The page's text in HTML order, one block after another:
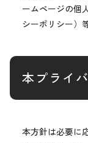
ームページの個
シーポリシー）
本プライ
本方針は必要に